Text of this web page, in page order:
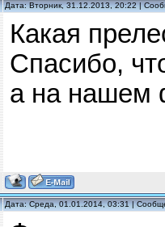
Дата: Вторник, 31.12.2013, 20:22 |
Какая
Спасибо,
а на нашем
Дата: Среда, 01.01.2014, 03:31 |